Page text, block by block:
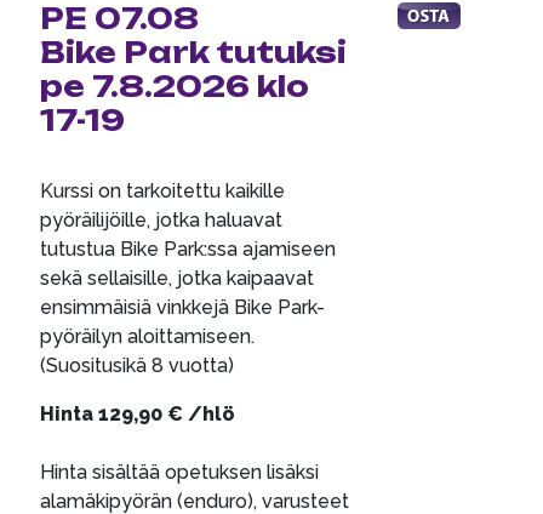
PE 07.08
Bike Park tutuksi
pe 7.8.2026 klo
17-19
Kurssi on tarkoitettu kaikille
pyöräilijöille, jotka haluavat
tutustua Bike Park:ssa ajamiseen
sekä sellaisille, jotka kaipaavat
ensimmäisiä vinkkejä Bike Park-
pyöräilyn aloittamiseen.
(Suositusikä 8 vuotta)
Hinta 129,90 € /hlö
Hinta sisältää opetuksen lisäksi
alamäkipyörän (enduro), varusteet